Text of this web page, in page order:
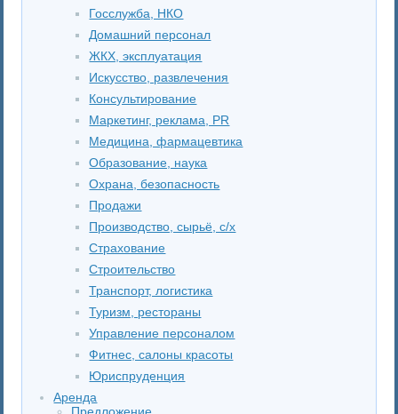
Госслужба, НКО
Домашний персонал
ЖКХ, эксплуатация
Искусство, развлечения
Консультирование
Маркетинг, реклама, PR
Медицина, фармацевтика
Образование, наука
Охрана, безопасность
Продажи
Производство, сырьё, с/х
Страхование
Строительство
Транспорт, логистика
Туризм, рестораны
Управление персоналом
Фитнес, салоны красоты
Юриспруденция
Аренда
Предложение